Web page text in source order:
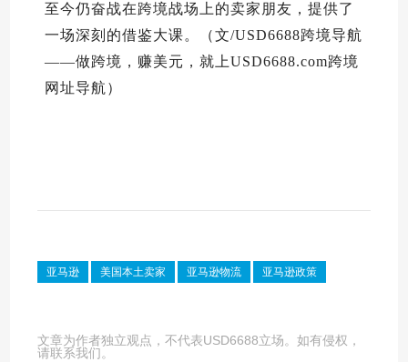
至今仍奋战在跨境战场上的卖家朋友，提供了
一场深刻的借鉴大课。（文/USD6688跨境导航
——做跨境，赚美元，就上USD6688.com跨境
网址导航）
亚马逊 美国本土卖家 亚马逊物流 亚马逊政策
文章为作者独立观点，不代表USD6688立场。如有侵权，
请联系我们。